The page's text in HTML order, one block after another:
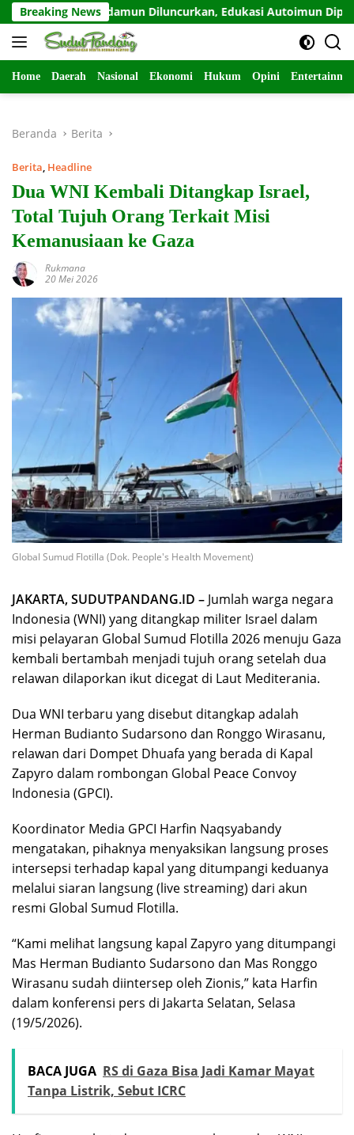
Langsung
ke
konten
Breaking News
Odamun Diluncurkan, Edukasi Autoimun Diperkuat
Home Daerah Nasional Ekonomi Hukum Opini
Beranda Berita
Berita, Headline
Dua WNI Kembali Ditangkap Israel,
Total Tujuh Orang Terkait Misi
Kemanusiaan ke Gaza
Rukmana
20 Mei 2026
Global Sumud Flotilla (Dok. People's Health Movement)
JAKARTA, SUDUTPANDANG.ID – Jumlah warga negara
Indonesia (WNI) yang ditangkap militer Israel dalam
misi pelayaran Global Sumud Flotilla 2026 menuju Gaza
kembali bertambah menjadi tujuh orang setelah dua
relawan dilaporkan ikut dicegat di Laut Mediterania.
Dua WNI terbaru yang disebut ditangkap adalah
Herman Budianto Sudarsono dan Ronggo Wirasanu,
relawan dari Dompet Dhuafa yang berada di Kapal
Zapyro dalam rombongan Global Peace Convoy
Indonesia (GPCI).
Koordinator Media GPCI Harfin Naqsyabandy
mengatakan, pihaknya menyaksikan langsung proses
intersepsi terhadap kapal yang ditumpangi keduanya
melalui siaran langsung (live streaming) dari akun
resmi Global Sumud Flotilla.
“Kami melihat langsung kapal Zapyro yang ditumpangi
Mas Herman Budianto Sudarsono dan Mas Ronggo
Wirasanu sudah diintersep oleh Zionis,” kata Harfin
dalam konferensi pers di Jakarta Selatan, Selasa
(19/5/2026).
BACA JUGA RS di Gaza Bisa Jadi Kamar Mayat
Tanpa Listrik, Sebut ICRC